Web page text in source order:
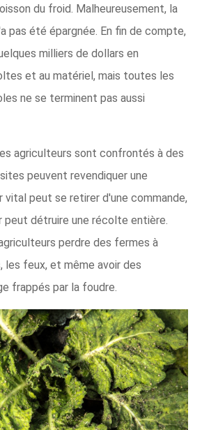
du froid. Malheureusement, la
pas été épargnée. En fin de compte,
milliers de dollars en
et au matériel, mais toutes les
ne se terminent pas aussi
agriculteurs sont confrontés à des
peuvent revendiquer une
vital peut se retirer d'une commande,
peut détruire une récolte entière.
perdre des fermes à
les feux, et même avoir des
frappés par la foudre.